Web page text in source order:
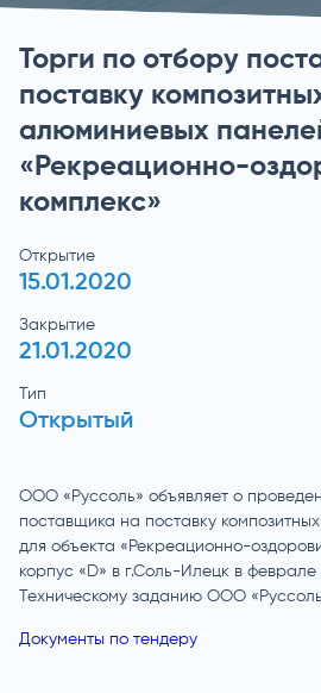
Торги по отбору
поставку
алюминиевых
«Рекреационно-
комплекс»
Открытие
15.01.2020
Закрытие
21.01.2020
Тип
Открытый
ООО «Руссоль» объявляет о
поставщика на поставку
для объекта «Рекреационно-
корпус «D» в г.Соль-Илецк в феврале
Техническому заданию ООО
Документы по тендеру